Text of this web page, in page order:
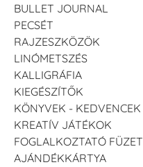
BULLET JOURNAL
PECSÉT
RAJZESZKÖZÖK
LINÓMETSZÉS
KALLIGRÁFIA
KIEGÉSZÍTŐK
KÖNYVEK - KEDVENCEK
KREATÍV JÁTÉKOK
FOGLALKOZTATÓ FÜZET
AJÁNDÉKKÁRTYA